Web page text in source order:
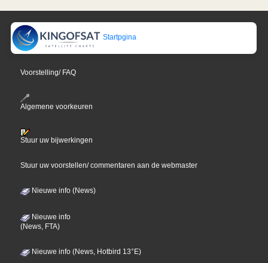
Startpgina
Voorstelling/ FAQ
Algemene voorkeuren
Stuur uw bijwerkingen
Stuur uw voorstellen/ commentaren aan de webmaster
Nieuwe info (News)
Nieuwe info
(News, FTA)
Nieuwe info (News, Hotbird 13°E)